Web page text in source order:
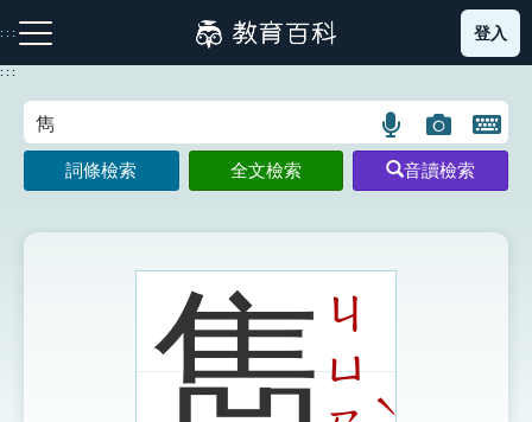
到
主
:::
注音索引圖示 筆畫索引圖示 部首索引表圖示
登入
:::
語
言
搜
示
圖
片
搜
開
鍵
圖
詞條檢索 全文檢索 音讀檢索
雋 ㄐ
ㄩ
ˋ